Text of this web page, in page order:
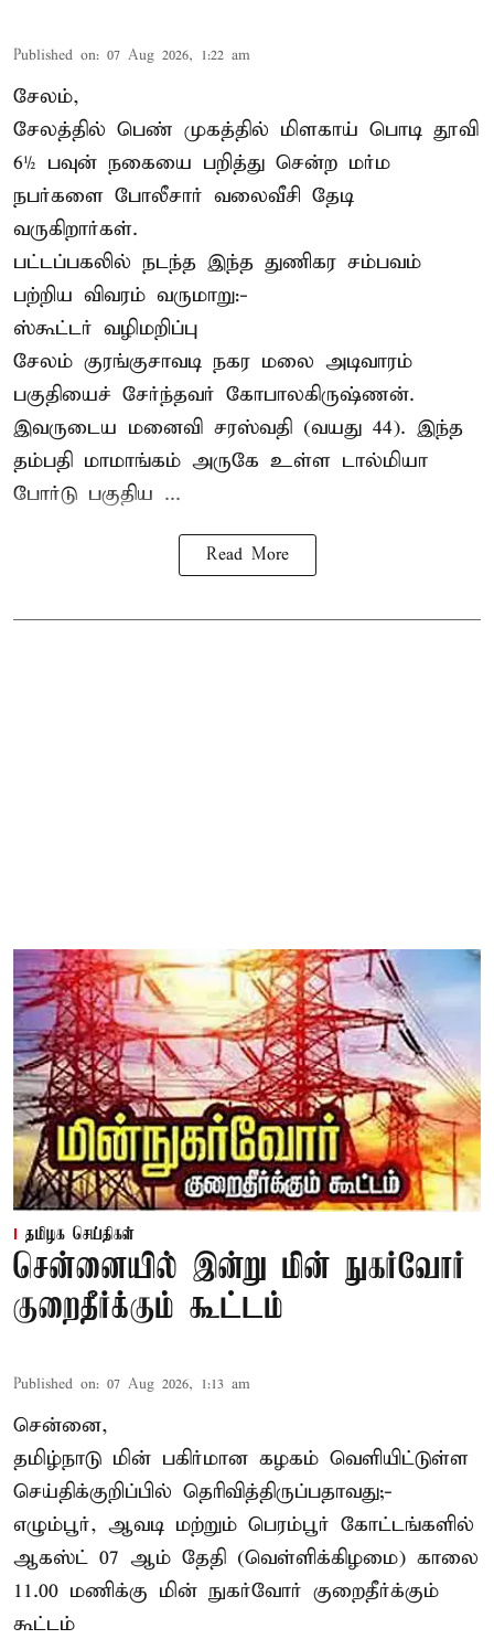
Published on: 07 Aug 2026, 1:22 am
சேலம்,
சேலத்தில் பெண் முகத்தில் மிளகாய் பொடி தூவி
6½ பவுன் நகையை பறித்து சென்ற மர்ம
நபர்களை போலீசார் வலைவீசி தேடி
வருகிறார்கள்.
பட்டப்பகலில் நடந்த இந்த துணிகர சம்பவம்
பற்றிய விவரம் வருமாறு:-
ஸ்கூட்டர் வழிமறிப்பு
சேலம் குரங்குசாவடி நகர மலை அடிவாரம்
பகுதியைச் சேர்ந்தவர் கோபாலகிருஷ்ணன்.
இவருடைய மனைவி சரஸ்வதி (வயது 44). இந்த
தம்பதி மாமாங்கம் அருகே உள்ள டால்மியா
போர்டு பகுதிய ...
Read More
தமிழக செய்திகள்
சென்னையில் இன்று மின் நுகர்வோர்
குறைதீர்க்கும் கூட்டம்
Published on: 07 Aug 2026, 1:13 am
சென்னை,
தமிழ்நாடு மின் பகிர்மான கழகம் வெளியிட்டுள்ள
செய்திக்குறிப்பில் தெரிவித்திருப்பதாவது;-
எழும்பூர், ஆவடி மற்றும் பெரம்பூர் கோட்டங்களில்
ஆகஸ்ட் 07 ஆம் தேதி (வெள்ளிக்கிழமை) காலை
11.00 மணிக்கு மின் நுகர்வோர் குறைதீர்க்கும்
கூட்டம்